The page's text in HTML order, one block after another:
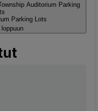
Auditorium Parking
Parking Lots